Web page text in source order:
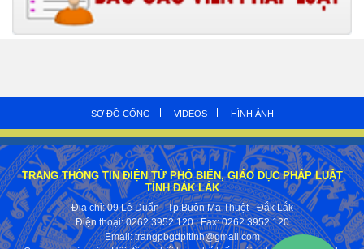
SƠ ĐỒ CỔNG VIDEOS HÌNH ẢNH
TRANG THÔNG TIN ĐIỆN TỬ PHỔ BIẾN, GIÁO DỤC PHÁP LUẬT
TỈNH ĐẮK LẮK
Địa chỉ: 09 Lê Duẩn - Tp.Buôn Ma Thuột - Đắk Lắk
Điện thoại: 0262.3952.120; Fax:0262.3952.120
Email: trangpbgdpltinh@gmail.com